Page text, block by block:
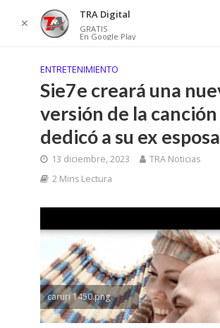
ENTRETENIMIENTO
Sie7e creará una
versión de la
dedicó a su ex
13 diciembre, 2023
TRA Noticias
2 Mins Lectura
caruri 1450.png
✕
TRA Digital
GRATIS
En Google Play